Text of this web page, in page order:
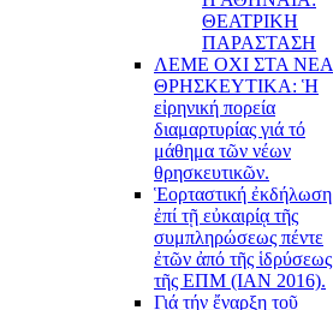
ΘΕΑΤΡΙΚΗ
ΠΑΡΑΣΤΑΣΗ
ΛΕΜΕ ΟΧΙ ΣΤΑ ΝΕΑ
ΘΡΗΣΚΕΥΤΙΚΑ: Ἡ
εἰρηνική πορεία
διαμαρτυρίας γιά τό
μάθημα τῶν νέων
θρησκευτικῶν.
Ἑορταστική ἐκδήλωση
ἐπί τῇ εὐκαιρίᾳ τῆς
συμπληρώσεως πέντε
ἐτῶν ἀπό τῆς ἱδρύσεως
τῆς ΕΠΜ (ΙΑΝ 2016).
Γιά τήν ἔναρξη τοῦ